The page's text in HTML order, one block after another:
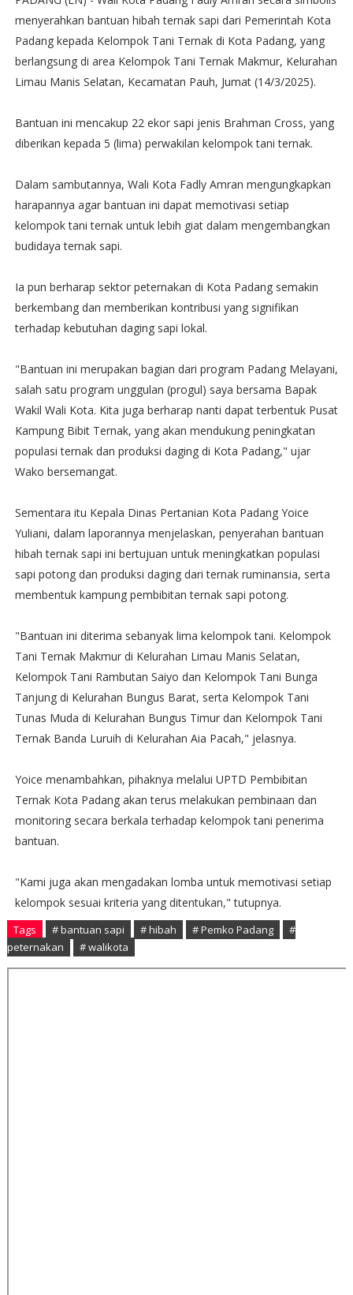
menyerahkan bantuan hibah ternak sapi dari Pemerintah Kota
Padang kepada Kelompok Tani Ternak di Kota Padang, yang
berlangsung di area Kelompok Tani Ternak Makmur, Kelurahan
Limau Manis Selatan, Kecamatan Pauh, Jumat (14/3/2025).
Bantuan ini mencakup 22 ekor sapi jenis Brahman Cross, yang
diberikan kepada 5 (lima) perwakilan kelompok tani ternak.
Dalam sambutannya, Wali Kota Fadly Amran mengungkapkan
harapannya agar bantuan ini dapat memotivasi setiap
kelompok tani ternak untuk lebih giat dalam mengembangkan
budidaya ternak sapi.
Ia pun berharap sektor peternakan di Kota Padang semakin
berkembang dan memberikan kontribusi yang signifikan
terhadap kebutuhan daging sapi lokal.
"Bantuan ini merupakan bagian dari program Padang Melayani,
salah satu program unggulan (progul) saya bersama Bapak
Wakil Wali Kota. Kita juga berharap nanti dapat terbentuk Pusat
Kampung Bibit Ternak, yang akan mendukung peningkatan
populasi ternak dan produksi daging di Kota Padang," ujar
Wako bersemangat.
Sementara itu Kepala Dinas Pertanian Kota Padang Yoice
Yuliani, dalam laporannya menjelaskan, penyerahan bantuan
hibah ternak sapi ini bertujuan untuk meningkatkan populasi
sapi potong dan produksi daging dari ternak ruminansia, serta
membentuk kampung pembibitan ternak sapi potong.
"Bantuan ini diterima sebanyak lima kelompok tani. Kelompok
Tani Ternak Makmur di Kelurahan Limau Manis Selatan,
Kelompok Tani Rambutan Saiyo dan Kelompok Tani Bunga
Tanjung di Kelurahan Bungus Barat, serta Kelompok Tani
Tunas Muda di Kelurahan Bungus Timur dan Kelompok Tani
Ternak Banda Luruih di Kelurahan Aia Pacah," jelasnya.
Yoice menambahkan, pihaknya melalui UPTD Pembibitan
Ternak Kota Padang akan terus melakukan pembinaan dan
monitoring secara berkala terhadap kelompok tani penerima
bantuan.
"Kami juga akan mengadakan lomba untuk memotivasi setiap
kelompok sesuai kriteria yang ditentukan," tutupnya.
Tags # bantuan sapi # hibah # Pemko Padang
#
peternakan
# walikota